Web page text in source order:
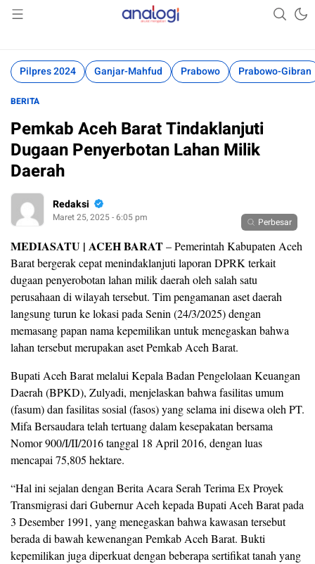
Analogi
Akurat Mengabari
Pilpres 2024 Ganjar-Mahfud Prabowo Prabowo-Gibran
BERITA
Pemkab Aceh Barat Tindaklanjuti
Dugaan Penyerbotan Lahan Milik
Daerah
Redaksi
Maret 25, 2025 - 6:05 pm Perbesar
MEDIASATU | ACEH BARAT– Pemerintah Kabupaten Aceh
Barat bergerak cepat menindaklanjuti laporan DPRK terkait
dugaan penyerobotan lahan milik daerah oleh salah satu
perusahaan di wilayah tersebut. Tim pengamanan aset daerah
langsung turun ke lokasi pada Senin (24/3/2025) dengan
memasang papan nama kepemilikan untuk menegaskan bahwa
lahan tersebut merupakan aset Pemkab Aceh Barat.
Bupati Aceh Barat melalui Kepala Badan Pengelolaan Keuangan
Daerah (BPKD), Zulyadi, menjelaskan bahwa fasilitas umum
(fasum) dan fasilitas sosial (fasos) yang selama ini disewa oleh PT.
Mifa Bersaudara telah tertuang dalam kesepakatan bersama
Nomor 900/I/II/2016 tanggal 18 April 2016, dengan luas
mencapai 75,805 hektare.
“Hal ini sejalan dengan Berita Acara Serah Terima Ex Proyek
Transmigrasi dari Gubernur Aceh kepada Bupati Aceh Barat pada
3 Desember 1991, yang menegaskan bahwa kawasan tersebut
berada di bawah kewenangan Pemkab Aceh Barat. Bukti
kepemilikan juga diperkuat dengan beberapa sertifikat tanah yang